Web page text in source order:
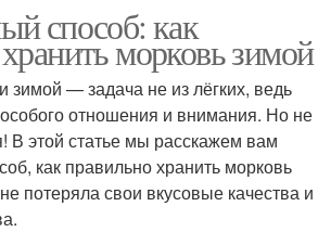
способ: как
морковь зимой
зимой — задача не из лёгких, ведь
отношения и внимания. Но не
В этой статье мы расскажем вам
как правильно хранить морковь
потеряла свои вкусовые качества и